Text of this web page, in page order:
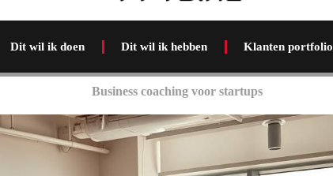
Dit wil ik doen Dit wil ik hebben Klanten portfolio
Business coaching voor startups